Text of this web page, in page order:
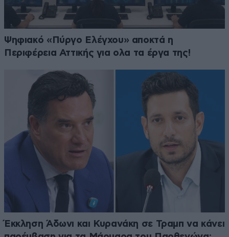
Ψηφιακό «Πύργο Ελέγχου» αποκτά η
Περιφέρεια Αττικής για ολα τα έργα της!
Έκκληση Άδωνι και Κυρανάκη σε Τραμπ να κάνει